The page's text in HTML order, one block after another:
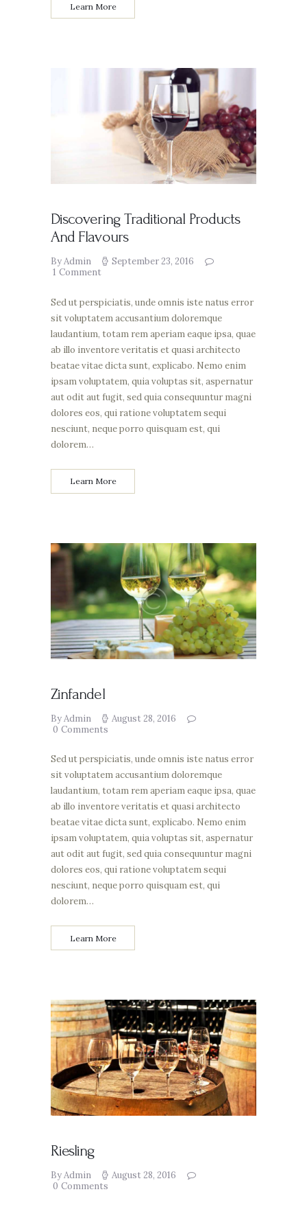
Learn More
Discovering Traditional Products
And Flavours
By Admin
September 23, 2016
1 Comment
Sed ut perspiciatis, unde omnis iste natus error
sit voluptatem accusantium doloremque
laudantium, totam rem aperiam eaque ipsa, quae
ab illo inventore veritatis et quasi architecto
beatae vitae dicta sunt, explicabo. Nemo enim
ipsam voluptatem, quia voluptas sit, aspernatur
aut odit aut fugit, sed quia consequuntur magni
dolores eos, qui ratione voluptatem sequi
nesciunt, neque porro quisquam est, qui
dolorem…
Learn More
Zinfandel
By Admin
August 28, 2016
0 Comments
Sed ut perspiciatis, unde omnis iste natus error
sit voluptatem accusantium doloremque
laudantium, totam rem aperiam eaque ipsa, quae
ab illo inventore veritatis et quasi architecto
beatae vitae dicta sunt, explicabo. Nemo enim
ipsam voluptatem, quia voluptas sit, aspernatur
aut odit aut fugit, sed quia consequuntur magni
dolores eos, qui ratione voluptatem sequi
nesciunt, neque porro quisquam est, qui
dolorem…
Learn More
Riesling
By Admin
August 28, 2016
0 Comments